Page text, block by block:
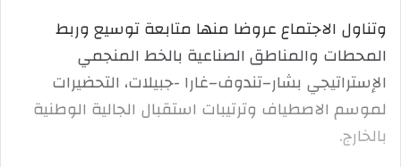
ل
ك
ت
ر
وتناول الاجتماع عروضا منها متابعة توسيع وربط
المحطات والمناطق الصناعية بالخط المنجمي
الإستراتيجي بشار–تندوف–غارا -جبيلات، التحضيرات
لموسم الاصطياف وترتيبات استقبال الجالية الوطنية
بالخارج.